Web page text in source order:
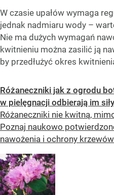
W czasie upałów wymaga
jednak nadmiaru wody –
Nie ma dużych wymagań
kwitnieniu można zasilić ją
by przedłużyć okres
Różaneczniki jak z ogrodu
w pielęgnacji odbierają im
Różaneczniki nie kwitną,
Poznaj naukowo
nawożenia i ochrony